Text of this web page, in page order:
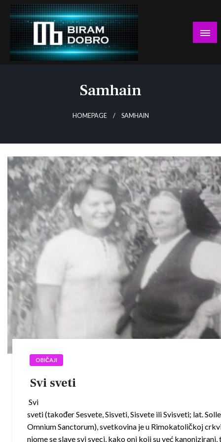
Skip
content
Samhain
HOMEPAGE SAMHAIN
OBIČAJI
Svi sveti
Svi
sveti (također Sesvete, Sisveti, Sisvete ili Svisveti; lat.
Omnium Sanctorum), svetkovina je u Rimokatoličkoj
njome se slave svi sveci, kako oni koji su već kanonizirani,